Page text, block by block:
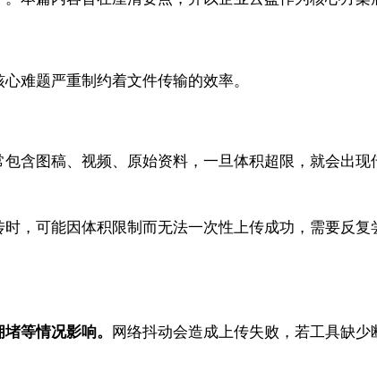
难题严重制约着文件传输的效率。
包含图稿、视频、原始资料，一旦体积超限，就会出
，可能因体积限制而无法一次性上传成功，需要反
等情况影响。 网络抖动会造成上传失败，若工具缺